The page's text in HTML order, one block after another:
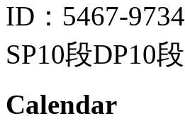
ID：5467-9734
SP10段DP10段
Calendar